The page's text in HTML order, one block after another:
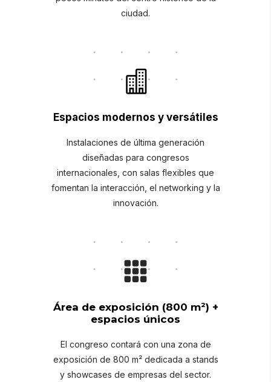
ciudad.
Espacios modernos y versátiles
Instalaciones de última generación
diseñadas para congresos
internacionales, con salas flexibles que
fomentan la interacción, el networking y la
innovación.
Área de exposición (800 m²) +
espacios únicos
El congreso contará con una zona de
exposición de 800 m² dedicada a stands
y showcases de empresas del sector.